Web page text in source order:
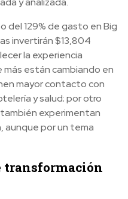
del 129% de gasto en Big
invertirán $13,804
la experiencia
más están cambiando en
mayor contacto con
y salud; por otro
experimentan
por un tema
transformación